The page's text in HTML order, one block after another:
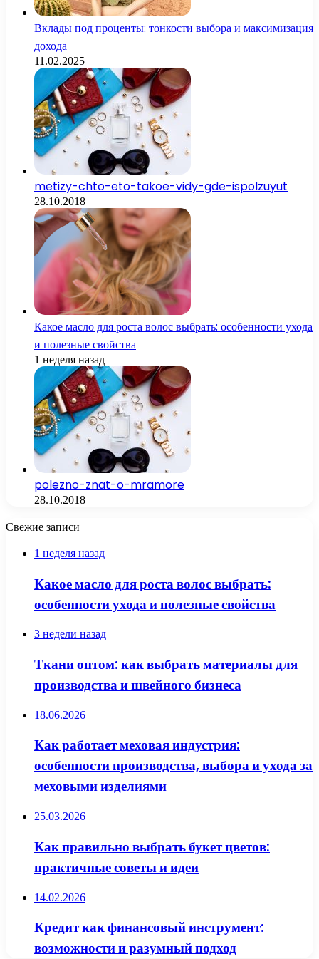
Вклады под проценты: тонкости выбора и максимизация
дохода
11.02.2025
metizy-chto-eto-takoe-vidy-gde-ispolzuyut
28.10.2018
Какое масло для роста волос выбрать: особенности ухода
и полезные свойства
1 неделя назад
polezno-znat-o-mramore
28.10.2018
Свежие записи
1 неделя назад
Какое масло для роста волос выбрать:
особенности ухода и полезные свойства
3 недели назад
Ткани оптом: как выбрать материалы для
производства и швейного бизнеса
18.06.2026
Как работает меховая индустрия:
особенности производства, выбора и ухода за
меховыми изделиями
25.03.2026
Как правильно выбрать букет цветов:
практичные советы и идеи
14.02.2026
Кредит как финансовый инструмент:
возможности и разумный подход